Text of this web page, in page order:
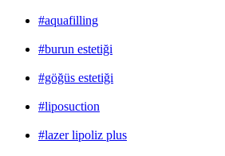
#aquafilling
#burun estetiği
#göğüs estetiği
#liposuction
#lazer lipoliz plus